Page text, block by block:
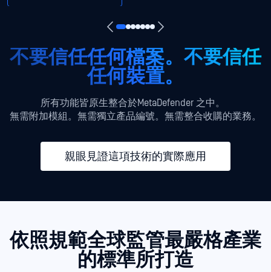
不要信任任何檔案。不要信任
任何裝置。
所有功能皆原生整合於MetaDefender 之中。
無需附加模組。無需獨立產品編號。無需整合收購的業務。
親眼見證這項技術的實際應用
依照規範全球監管最嚴格產業
的標準所打造